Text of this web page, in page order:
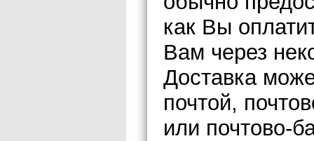
как Вы
Вам через
Доставка
почтой,
или почтово-